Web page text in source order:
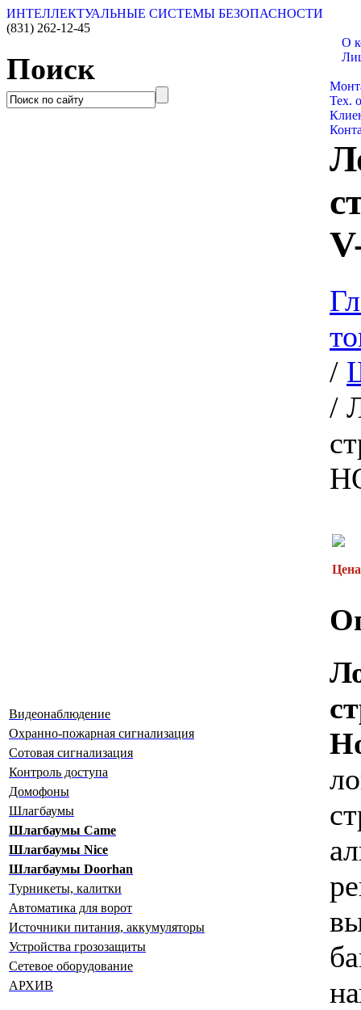
ИНТЕЛЛЕКТУАЛЬНЫЕ СИСТЕМЫ БЕЗОПАСНОСТИ
(831) 262-12-45
Поиск
О
Тех.
Видеонаблюдение
Охранно-пожарная сигнализация
Сотовая сигнализация
Контроль доступа
Домофоны
Шлагбаумы
Шлагбаумы Сame
Шлагбаумы Nice
Шлагбаумы Doorhan
Турникеты, калитки
Автоматика для ворот
Источники питания, аккумуляторы
Устройства грозозащиты
Сетевое оборудование
АРХИВ
/
/